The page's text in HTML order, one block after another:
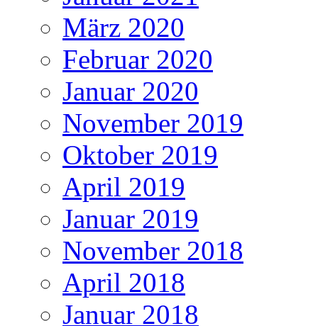
März 2020
Februar 2020
Januar 2020
November 2019
Oktober 2019
April 2019
Januar 2019
November 2018
April 2018
Januar 2018